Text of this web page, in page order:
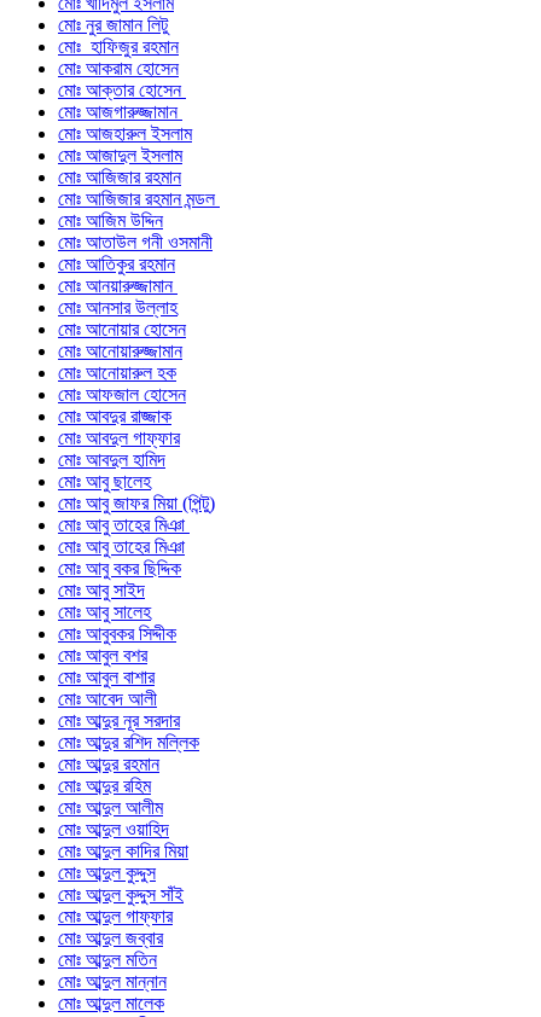
মোঃ নুর জামান লিটু
মোঃ হাফিজুর রহমান
মোঃ আকরাম হোসেন
মোঃ আক্তার হোসেন
মোঃ আজগারুজ্জামান
মোঃ আজহারুল ইসলাম
মোঃ আজাদুল ইসলাম
মোঃ আজিজার রহমান
মোঃ আজিজার রহমান মন্ডল
মোঃ আজিম উদ্দিন
মোঃ আতাউল গনী ওসমানী
মোঃ আতিকুর রহমান
মোঃ আনয়ারুজ্জামান
মোঃ আনসার উল্লাহ
মোঃ আনোয়ার হোসেন
মোঃ আনোয়ারুজ্জামান
মোঃ আনোয়ারুল হক
মোঃ আফজাল হোসেন
মোঃ আবদুর রাজ্জাক
মোঃ আবদুল গাফ্‌ফার
মোঃ আবদুল হামিদ
মোঃ আবু ছালেহ
মোঃ আবু জাফর মিয়া (পিন্টু)
মোঃ আবু তাহের মিঞা
মোঃ আবু তাহের মিঞা
মোঃ আবু বকর ছিদ্দিক
মোঃ আবু সাইদ
মোঃ আবু সালেহ
মোঃ আবুবকর সিদ্দীক
মোঃ আবুল বশর
মোঃ আবুল বাশার
মোঃ আবেদ আলী
মোঃ আব্দুর নূর সরদার
মোঃ আব্দুর রশিদ মল্লিক
মোঃ আব্দুর রহমান
মোঃ আব্দুর রহিম
মোঃ আব্দুল আলীম
মোঃ আব্দুল ওয়াহিদ
মোঃ আব্দুল কাদির মিয়া
মোঃ আব্দুল কুদ্দুস
মোঃ আব্দুল কুদ্দুস সাঁই
মোঃ আব্দুল গাফ্ফার
মোঃ আব্দুল জব্বার
মোঃ আব্দুল মতিন
মোঃ আব্দুল মান্নান
মোঃ আব্দুল মালেক